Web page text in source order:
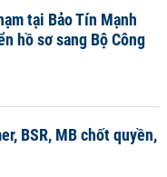
tại Bảo Tín Mạnh
hồ sơ sang Bộ Công
BSR, MB chốt quyền,